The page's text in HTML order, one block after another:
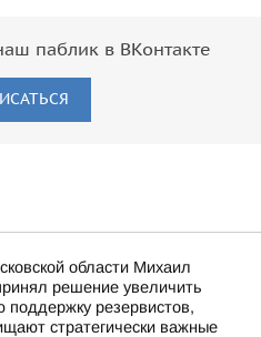
паблик в ВКонтакте
области Михаил
решение увеличить
поддержку резервистов,
стратегически важные